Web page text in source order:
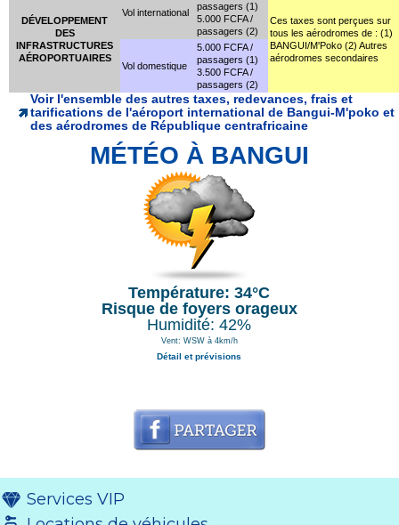
DÉVELOPPEMENT
DES
INFRASTRUCTURES
AÉROPORTUAIRES
Vol international
passagers (1)
5.000 FCFA /
passagers (2)
Ces taxes sont perçues sur
tous les aérodromes de : (1)
BANGUI/M'Poko (2) Autres
aérodromes secondaires
Vol domestique
5.000 FCFA /
passagers (1)
3.500 FCFA /
passagers (2)
Voir l'ensemble des autres taxes, redevances, frais et
tarifications de l'aéroport international de Bangui-M'poko et
des aérodromes de République centrafricaine
MÉTÉO À BANGUI
Température: 34°C
Risque de foyers orageux
Humidité: 42%
Vent: WSW à 4km/h
Détail et prévisions
Services VIP